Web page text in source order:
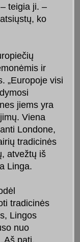
teigia ji. –
ko
ir
„Europoje visi
jiems yra
Viena
Londone,
tradicinės
atvežtų iš
Linga.
tradicinės
Lingos
nuo
pati,